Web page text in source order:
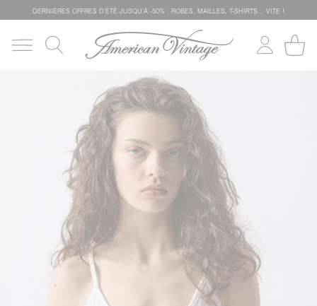
DERNIÈRES OFFRES D'ÉTÊ JUSQU'À -50% : ROBES, MAILLES, T-SHIRTS... VITE !